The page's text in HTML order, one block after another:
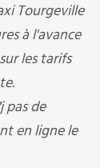
Tourgeville
à l'avance
les tarifs
pas de
en ligne le